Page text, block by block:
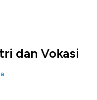
dan Vokasi